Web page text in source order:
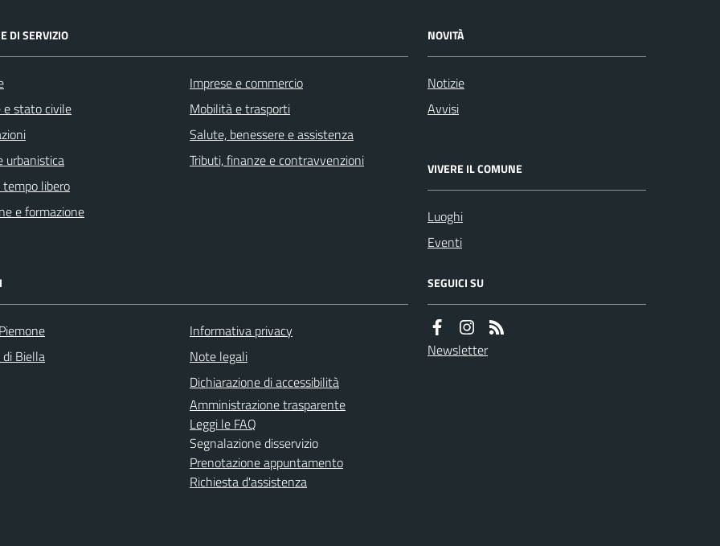
DI SERVIZIO
e stato civile
urbanistica
libero
e formazione
Imprese e commercio
Mobilità e trasporti
Salute, benessere e assistenza
Tributi, finanze e contravvenzioni
NOVITÀ
Notizie
Avvisi
VIVERE IL COMUNE
Luoghi
Eventi
Biella
Informativa privacy
Note legali
Dichiarazione di accessibilità
Amministrazione trasparente
Leggi le FAQ
Segnalazione disservizio
Prenotazione appuntamento
Richiesta d'assistenza
SEGUICI SU
Newsletter